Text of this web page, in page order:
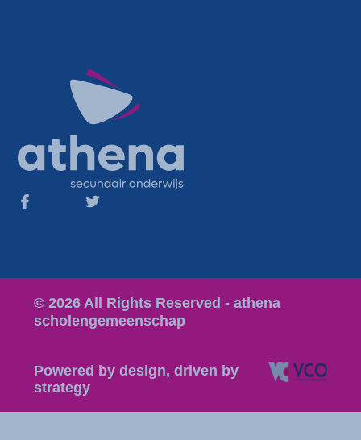
© 2026 All Rights Reserved - athena
scholengemeenschap
Powered by design, driven by
strategy